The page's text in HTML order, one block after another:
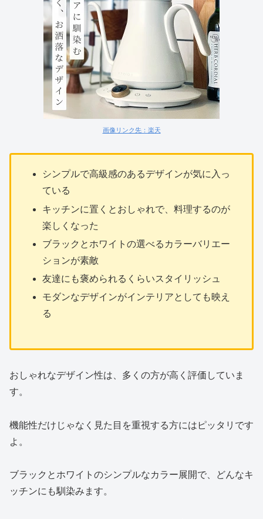
画像リンク先：楽天
シンプルで高級感のあるデザインが気に入っ
ている
キッチンに置くとおしゃれで、料理するのが
楽しくなった
ブラックとホワイトの選べるカラーバリエー
ションが素敵
友達にも褒められるくらいスタイリッシュ
モダンなデザインがインテリアとしても映え
る
おしゃれなデザイン性は、多くの方が高く評価していま
す。
機能性だけじゃなく見た目を重視する方にはピッタリです
よ。
ブラックとホワイトのシンプルなカラー展開で、どんなキ
ッチンにも馴染みます。